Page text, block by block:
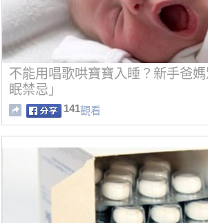
不能用唱歌哄寶寶入睡？新手爸
眠禁忌」
141觀看